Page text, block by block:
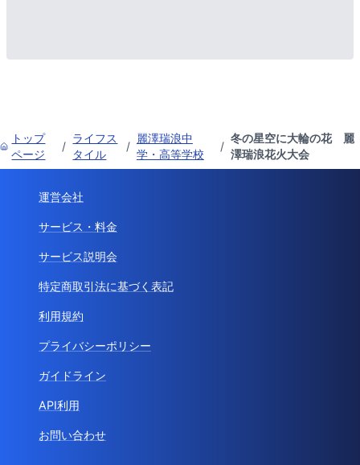
トップ
ページ
/
ライフス
タイル
/
麗澤瑞浪中
学・高等学校
/
冬の星空に大輪の花 麗
澤瑞浪花火大会
運営会社
サービス・料金
サービス説明会
特定商取引法に基づく表記
利用規約
プライバシーポリシー
ガイドライン
API利用
お問い合わせ